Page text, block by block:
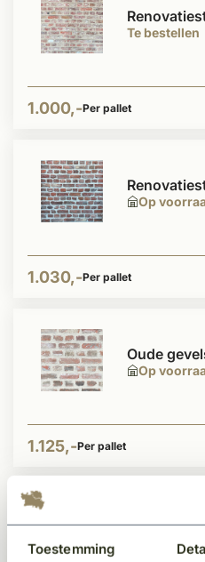
Toestemming
Te bestellen
1.000,-Per pallet
Op
1.030,-Per pallet
Op
Oude
1.125,-Per pallet
- -85145%
Oude